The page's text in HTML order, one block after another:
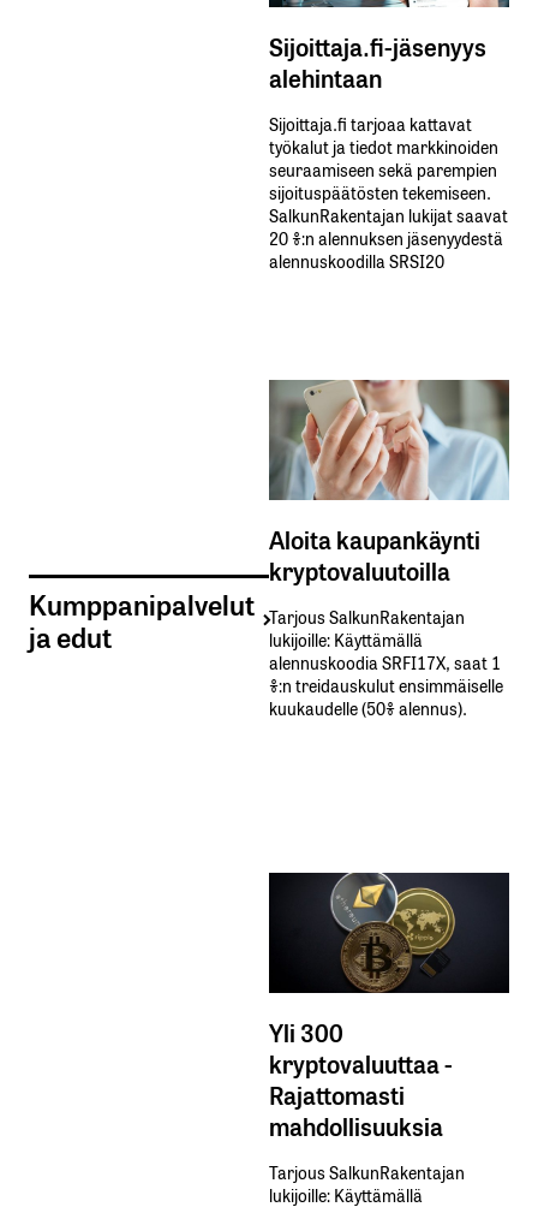
Kumppanipalvelut
ja edut
Sijoittaja.fi-jäsenyys
alehintaan
Sijoittaja.fi tarjoaa kattavat
työkalut ja tiedot markkinoiden
seuraamiseen sekä parempien
sijoituspäätösten tekemiseen.
SalkunRakentajan lukijat saavat
20 %:n alennuksen jäsenyydestä
alennuskoodilla SRSI20
Aloita kaupankäynti
kryptovaluutoilla
Tarjous SalkunRakentajan
lukijoille: Käyttämällä​ ​
alennuskoodia​ ​SRFI17X,​ ​saat​ ​1
%:n treidauskulut​ ​ensimmäiselle​ ​
kuukaudelle​ ​(50%​ ​alennus).
Yli 300
kryptovaluuttaa -
Rajattomasti
mahdollisuuksia
Tarjous SalkunRakentajan
lukijoille: Käyttämällä​ ​